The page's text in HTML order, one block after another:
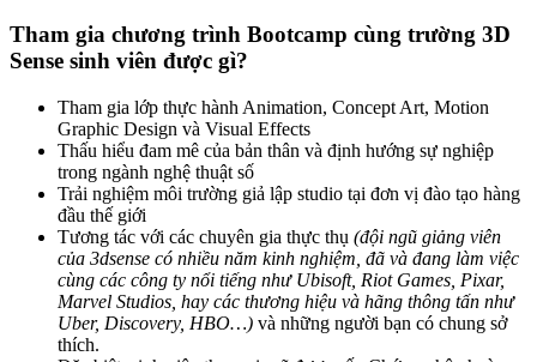
Tham gia chương trình Bootcamp cùng trường 3D
Sense sinh viên được gì?
Tham gia lớp thực hành Animation, Concept Art, Motion
Graphic Design và Visual Effects
Thấu hiểu đam mê của bản thân và định hướng sự nghiệp
trong ngành nghệ thuật số
Trải nghiệm môi trường giả lập studio tại đơn vị đào tạo hàng
đầu thế giới
Tương tác với các chuyên gia thực thụ (đội ngũ giảng viên
của 3dsense có nhiều năm kinh nghiệm, đã và đang làm việc
cùng các công ty nổi tiếng như Ubisoft, Riot Games, Pixar,
Marvel Studios, hay các thương hiệu và hãng thông tấn như
Uber, Discovery, HBO…) và những người bạn có chung sở
thích.